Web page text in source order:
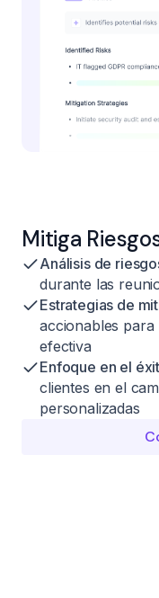
Mitiga
Análisis de
durante las
Estrategias de
accionables para
efectiva
Enfoque en el
clientes en el
personalizadas